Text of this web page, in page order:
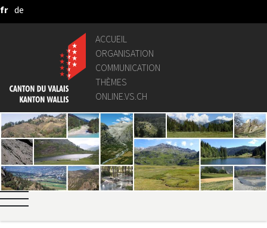
Saut au contenu principal
fr de
ACCUEIL
ORGANISATION
COMMUNICATION
THÈMES
ONLINE.VS.CH